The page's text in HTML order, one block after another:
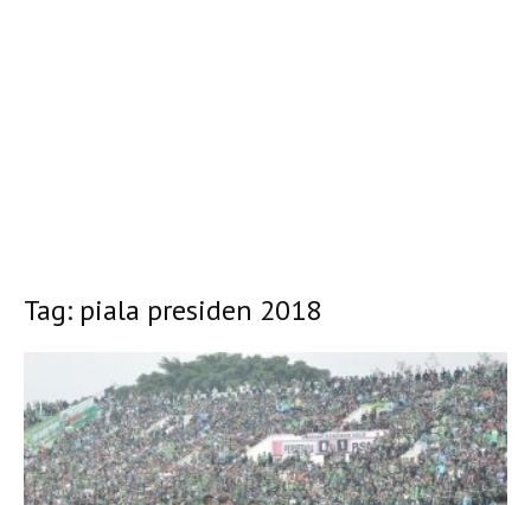
Tag: piala presiden 2018